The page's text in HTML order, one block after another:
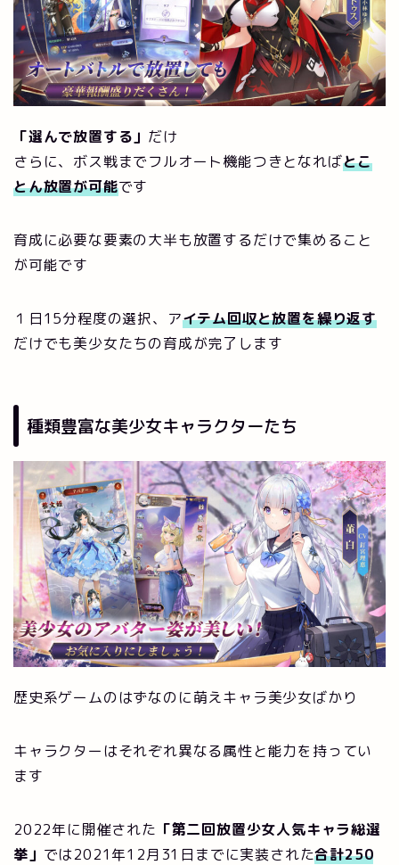
「選んで放置する」 だけ
さらに、ボス戦までフルオート機能つきとなればとこ
とん放置が可能です
育成に必要な要素の大半も放置するだけで集めること
が可能です
１日15分程度の選択、アイテム回収と放置を繰り返す
だけでも美少女たちの育成が完了します
種類豊富な美少女キャラクターたち
歴史系ゲームのはずなのに萌えキャラ美少女ばかり
キャラクターはそれぞれ異なる属性と能力を持ってい
ます
2022年に開催された 「第二回放置少女人気キャラ総選
挙」 では2021年12月31日までに実装された合計250